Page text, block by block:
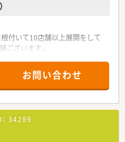
付いて10店舗以上展開をして
ざいます。
祉・介護事業にも参入してお
ます。
て、本社研修、セミナー、勉
しっかりとした教育環境をご用
お問い合わせ
34289